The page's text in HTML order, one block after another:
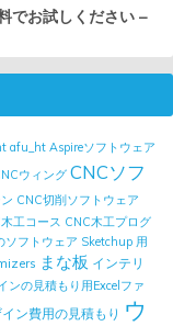
でお試しください –
afu_ht Aspireソフトウェア
ウィング CNCソフ
CNC切削ソフトウェア
工コース CNC木工プログ
ソフトウェア Sketchup 用
まな板 インテリ
ンの見積もり用Excelファ
ン費用の見積もり ウ